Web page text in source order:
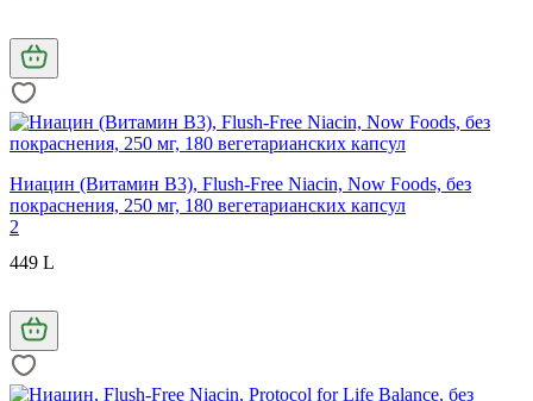
Ниацин (Витамин В3), Flush-Free Niacin, Now Foods, без
покраснения, 250 мг, 180 вегетарианских капсул
2
449 L